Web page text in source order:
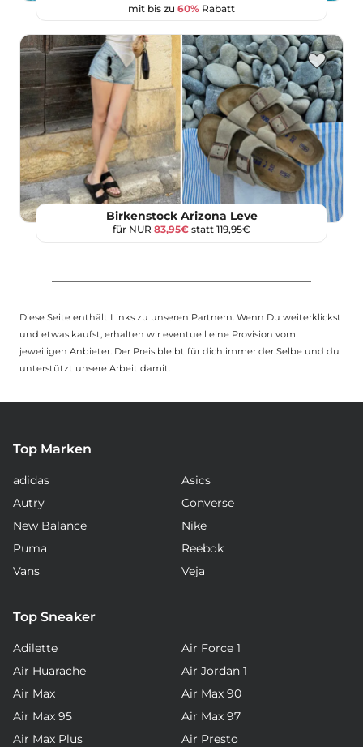
mit bis zu 60% Rabatt
Birkenstock Arizona Leve
für NUR 83,95€ statt 119,95€
Diese Seite enthält Links zu unseren Partnern. Wenn Du weiterklickst
und etwas kaufst, erhalten wir eventuell eine Provision vom
jeweiligen Anbieter. Der Preis bleibt für dich immer der Selbe und du
unterstützt unsere Arbeit damit.
Top Marken
adidas
Asics
Autry
Converse
New Balance
Nike
Puma
Reebok
Vans
Veja
Top Sneaker
Adilette
Air Force 1
Air Huarache
Air Jordan 1
Air Max
Air Max 90
Air Max 95
Air Max 97
Air Max Plus
Air Presto